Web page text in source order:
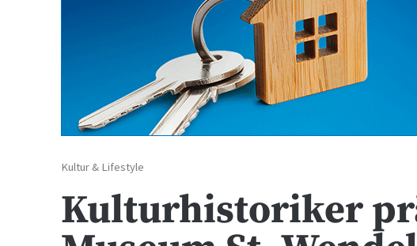
Kultur & Lifestyle
Kulturhistoriker